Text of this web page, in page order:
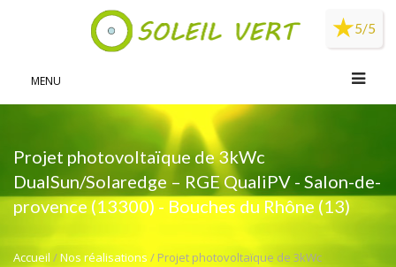
5/5
MENU
Projet photovoltaïque de 3kWc
DualSun/Solaredge – RGE QualiPV - Salon-de-
provence (13300) - Bouches du Rhône (13)
Accueil /Nos réalisations / Projet photovoltaïque de 3kWc
Panneau de gestion des cookies